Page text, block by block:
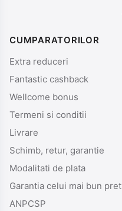
CUMPARATORILOR
Extra reduceri
Fantastic cashback
Wellcome bonus
Termeni si conditii
Livrare
Schimb, retur, garantie
Modalitati de plata
Garantia celui mai bun pret
ANPCSP